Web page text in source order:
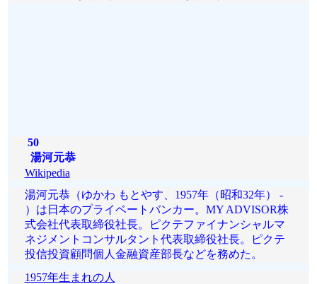
50
湯河元恭
Wikipedia
湯河元恭（ゆかわ もとやす、1957年（昭和32年） -
）は日本のプライベートバンカー。MY ADVISOR株
式会社代表取締役社長。ピクテファイナンシャルマ
ネジメントコンサルタント代表取締役社長。ピクテ
投信投資顧問個人金融資産部長などを務めた。
1957年生まれの人